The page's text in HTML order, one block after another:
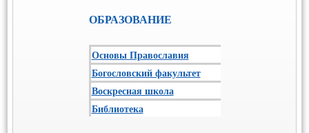
ОБРАЗОВАНИЕ
Основы Православия
Богословский факультет
Воскресная школа
Библиотека